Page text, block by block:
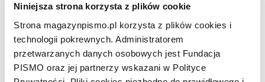
Niniejsza strona korzysta z plików cookie
Strona magazynpismo.pl korzysta z plików cookies i
technologii pokrewnych. Administratorem
przetwarzanych danych osobowych jest Fundacja
PISMO oraz jej partnerzy wskazani w Polityce